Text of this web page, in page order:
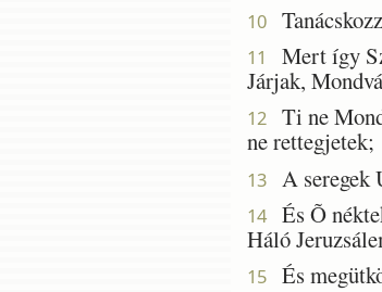
10
11
Mert így
Járjak,
12
Ti ne
ne rettegjetek;
13 A seregek
14
És Õ
Háló
15 És